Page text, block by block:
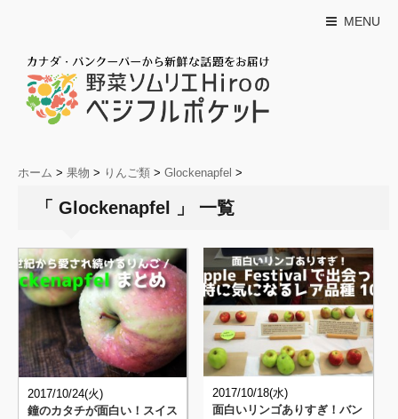
MENU
ホーム > 果物 > りんご類 > Glockenapfel >
「 Glockenapfel 」 一覧
2017/10/24(火)
鐘のカタチが面白い！スイス
2017/10/18(水)
面白いリンゴありすぎ！バン